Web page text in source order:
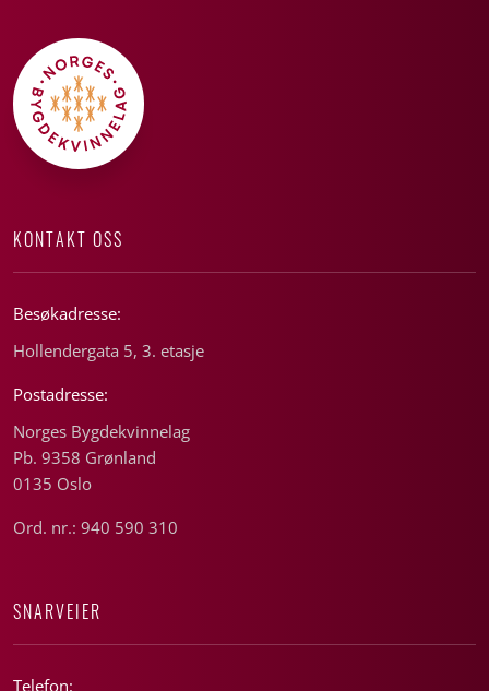
KONTAKT OSS
Besøkadresse:
Hollendergata 5, 3. etasje
Postadresse:
Norges Bygdekvinnelag
Pb. 9358 Grønland
0135 Oslo
Ord. nr.: 940 590 310
SNARVEIER
Telefon: